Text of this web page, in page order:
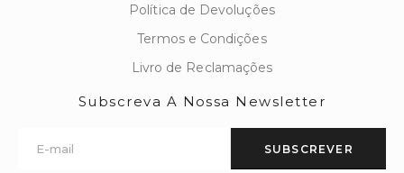
Política de Devoluções
Termos e Condições
Livro de Reclamações
Subscreva A Nossa Newsletter
SUBSCREVER